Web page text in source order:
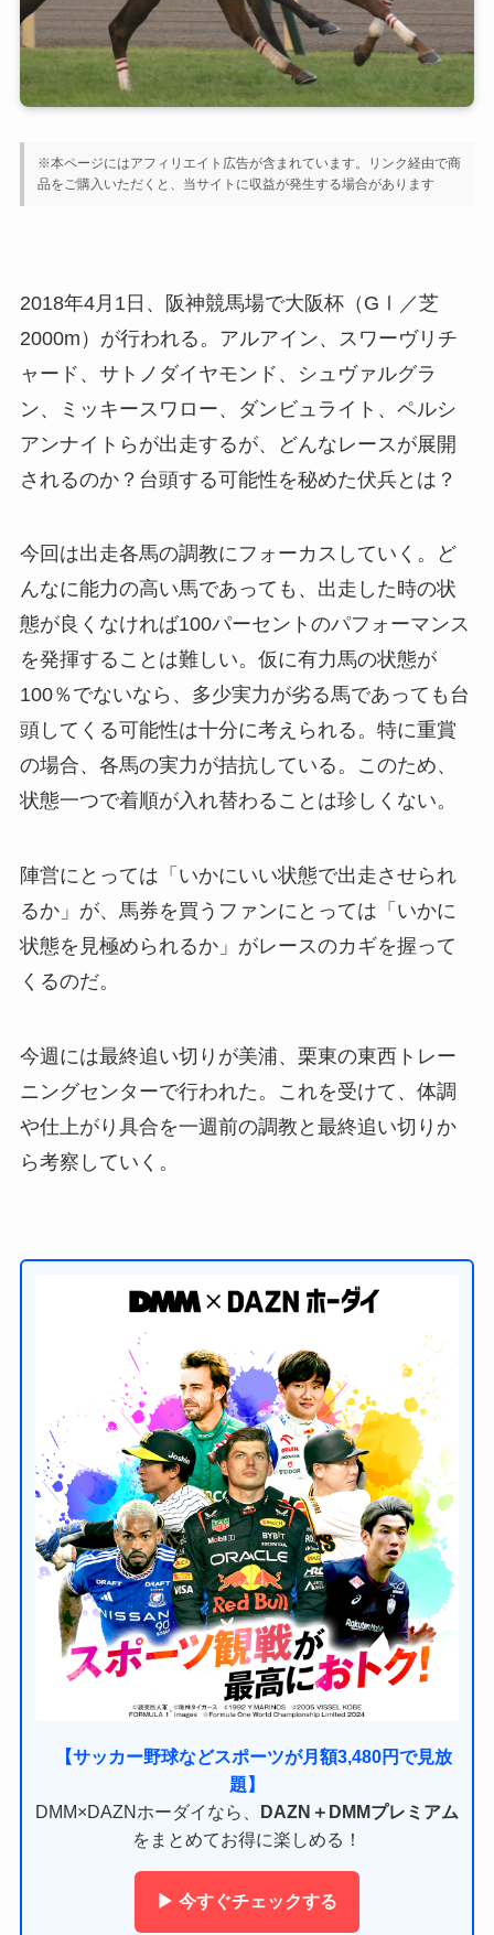
※本ページにはアフィリエイト広告が含まれています。リンク経由で商
品をご購入いただくと、当サイトに収益が発生する場合があります
2018年4月1日、阪神競馬場で大阪杯（GⅠ／芝
2000m）が行われる。アルアイン、スワーヴリチ
ャード、サトノダイヤモンド、シュヴァルグラ
ン、ミッキースワロー、ダンビュライト、ペルシ
アンナイトらが出走するが、どんなレースが展開
されるのか？台頭する可能性を秘めた伏兵とは？
今回は出走各馬の調教にフォーカスしていく。ど
んなに能力の高い馬であっても、出走した時の状
態が良くなければ100パーセントのパフォーマンス
を発揮することは難しい。仮に有力馬の状態が
100％でないなら、多少実力が劣る馬であっても台
頭してくる可能性は十分に考えられる。特に重賞
の場合、各馬の実力が拮抗している。このため、
状態一つで着順が入れ替わることは珍しくない。
陣営にとっては「いかにいい状態で出走させられ
るか」が、馬券を買うファンにとっては「いかに
状態を見極められるか」がレースのカギを握って
くるのだ。
今週には最終追い切りが美浦、栗東の東西トレー
ニングセンターで行われた。これを受けて、体調
や仕上がり具合を一週前の調教と最終追い切りか
ら考察していく。
【サッカー野球などスポーツが月額3,480円で見放
題】
DMM×DAZNホーダイなら、
DAZN＋DMMプレミアム
をまとめてお得に楽しめる！
▶ 今すぐチェックする